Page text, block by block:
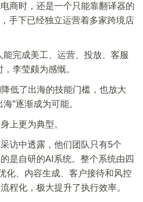
时，还是一个只能靠翻译器的
手下已经独立运营着多家跨境店
完成美工、运营、投放、客服
李莹颇为感慨。
了出海的技能门槛，也放大
”逐渐成为可能。
更为典型。
中透露，他们团队只有5个
是自研的AI系统。整个系统由四
化、内容生成、客户接待和风控
程化，极大提升了执行效率。